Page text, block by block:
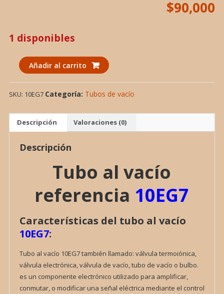
$90,000
1 disponibles
TUBO
VACIO
10EG7,
cantidad
Añadir al carrito
SKU: 10EG7 Categoría: Tubos de vacío
Descripción Valoraciones (0)
Descripción
Tubo al vacío
referencia 10EG7
Características del tubo al vacío
10EG7:
Tubo al vacío 10EG7 también llamado: válvula termoiónica,
válvula electrónica, válvula de vacío, tubo de vacío o bulbo.
es un componente electrónico utilizado para amplificar,
conmutar, o modificar una señal eléctrica mediante el control